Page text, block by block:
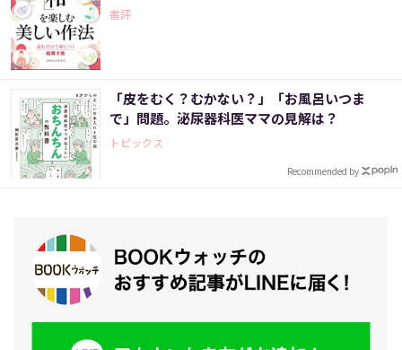
書評
「皮をむく？むかない？」「お風呂いつま
で」問題。泌尿器科医ママの見解は？
トピックス
Recommended by